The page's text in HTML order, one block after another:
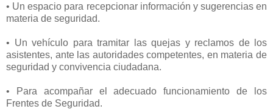
• Un espacio para recepcionar información y sugerencias en
materia de seguridad.
• Un vehículo para tramitar las quejas y reclamos de los
asistentes, ante las autoridades competentes, en materia de
seguridad y convivencia ciudadana.
• Para acompañar el adecuado funcionamiento de los
Frentes de Seguridad.